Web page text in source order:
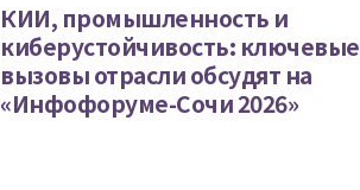
КИИ, промышленность и
киберустойчивость: ключевые
вызовы отрасли обсудят на
«Инфофоруме-Сочи 2026»